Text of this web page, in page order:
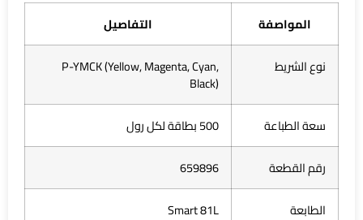
المواصفة
التفاصيل
نوع الشريط
P-YMCK (Yellow, Magenta, Cyan,
Black)
سعة الطباعة
500 بطاقة لكل رول
رقم القطعة
659896
الطابعة
Smart 81L